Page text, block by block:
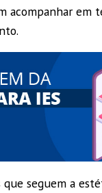
acompanhar em
seguem a